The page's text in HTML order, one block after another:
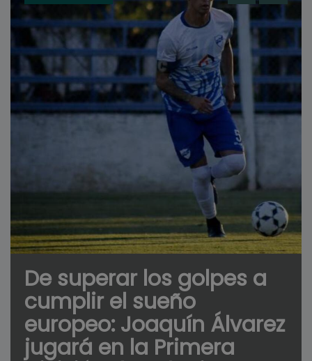
De superar los golpes a
cumplir el sueño
europeo: Joaquín Álvarez
jugará en la Primera